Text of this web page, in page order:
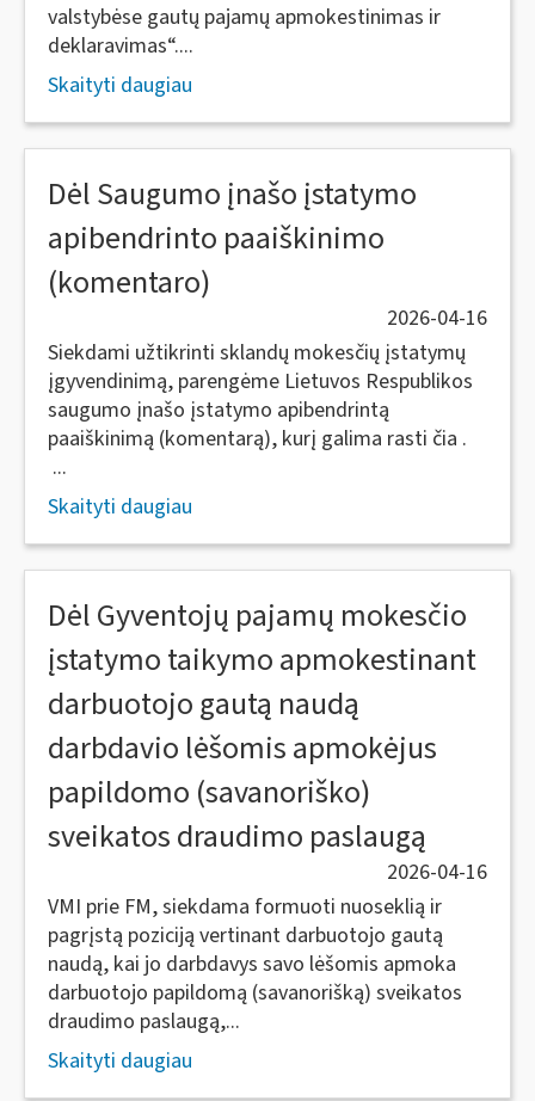
valstybėse gautų pajamų apmokestinimas ir
deklaravimas“....
Skaityti daugiau
Dėl Saugumo įnašo įstatymo
apibendrinto paaiškinimo
(komentaro)
2026-04-16
Siekdami užtikrinti sklandų mokesčių įstatymų
įgyvendinimą, parengėme Lietuvos Respublikos
saugumo įnašo įstatymo apibendrintą
paaiškinimą (komentarą), kurį galima rasti čia .
...
Skaityti daugiau
Dėl Gyventojų pajamų mokesčio
įstatymo taikymo apmokestinant
darbuotojo gautą naudą
darbdavio lėšomis apmokėjus
papildomo (savanoriško)
sveikatos draudimo paslaugą
2026-04-16
VMI prie FM, siekdama formuoti nuoseklią ir
pagrįstą poziciją vertinant darbuotojo gautą
naudą, kai jo darbdavys savo lėšomis apmoka
darbuotojo papildomą (savanorišką) sveikatos
draudimo paslaugą,...
Skaityti daugiau